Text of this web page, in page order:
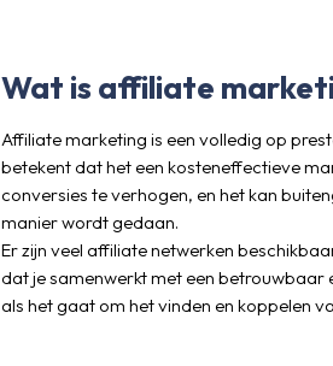
Wat is affiliate
Affiliate marketing is een volledig op
betekent dat het een kosteneffectieve
conversies te verhogen, en het kan
manier wordt gedaan.
Er zijn veel affiliate netwerken
dat je samenwerkt met een
als het gaat om het vinden en koppelen